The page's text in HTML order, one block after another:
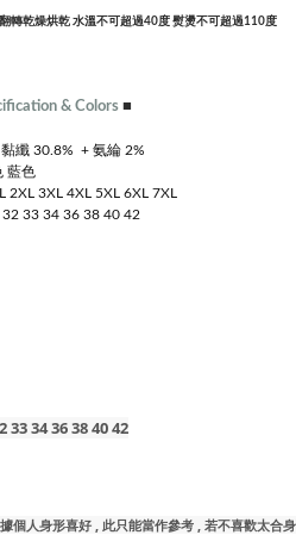
翻轉乾燥烘乾 水溫不可超過40度 熨燙不可超過110度
& Colors ■
纖 30.8% + 氨綸 2%
藍色
2XL 3XL 4XL 5XL 6XL 7XL
33 34 36 38 40 42
33 34 36 38 40 42
個人身形喜好 , 此只能當作參考 , 若不喜歡太合